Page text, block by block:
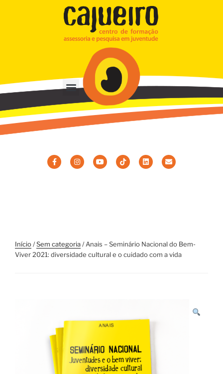
Início/Sem categoria/ Anais – Seminário Nacional do Bem-
Viver 2021: diversidade cultural e o cuidado com a vida